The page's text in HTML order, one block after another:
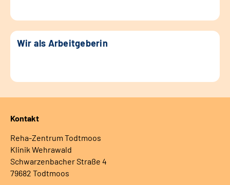
Wir als Arbeitgeberin
Kontakt
Reha-Zentrum Todtmoos
Klinik Wehrawald
Schwarzenbacher Straße 4
79682 Todtmoos